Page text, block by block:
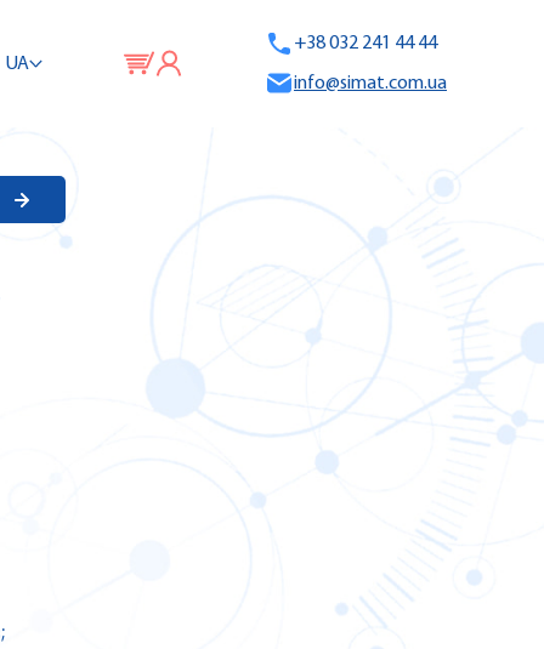
UA
+38 032 241 44 44
info@simat.com.ua